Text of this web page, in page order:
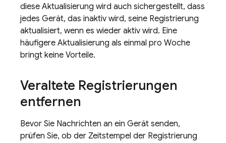
diese Aktualisierung wird auch sichergestellt, dass
jedes Gerät, das inaktiv wird, seine Registrierung
aktualisiert, wenn es wieder aktiv wird. Eine
häufigere Aktualisierung als einmal pro Woche
bringt keine Vorteile.
Veraltete Registrierungen
entfernen
Bevor Sie Nachrichten an ein Gerät senden,
prüfen Sie, ob der Zeitstempel der Registrierung